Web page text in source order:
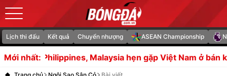
Lịch thi đấu Kết quả Chuyển nhượng ASEAN Championship
Mới nhất:
hẹn gặp Việt Nam ở bán kết ASEAN Cup Việc gia